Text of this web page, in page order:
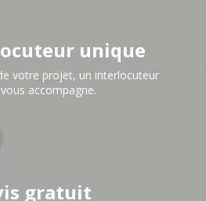
unique
votre projet, un interlocuteur
accompagne.
gratuit